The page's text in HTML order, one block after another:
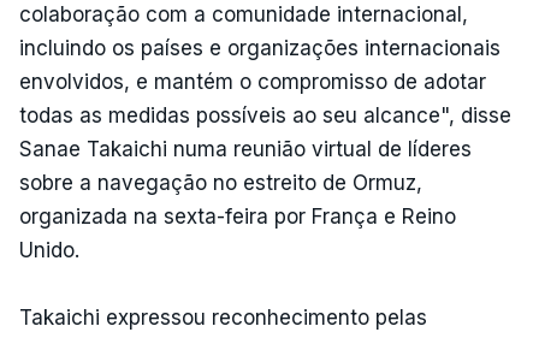
colaboração com a comunidade internacional,
incluindo os países e organizações internacionais
envolvidos, e mantém o compromisso de adotar
todas as medidas possíveis ao seu alcance", disse
Sanae Takaichi numa reunião virtual de líderes
sobre a navegação no estreito de Ormuz,
organizada na sexta-feira por França e Reino
Unido.
Takaichi expressou reconhecimento pelas